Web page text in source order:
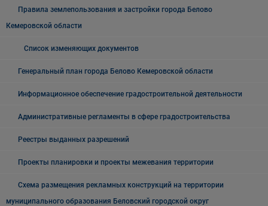
Правила землепользования и застройки города Белово
Кемеровской области
Список изменяющих документов
Генеральный план города Белово Кемеровской области
Информационное обеспечение градостроительной деятельности
Административные регламенты в сфере градостроительства
Реестры выданных разрешений
Проекты планировки и проекты межевания территории
Схема размещения рекламных конструкций на территории
муниципального образования Беловский городской округ